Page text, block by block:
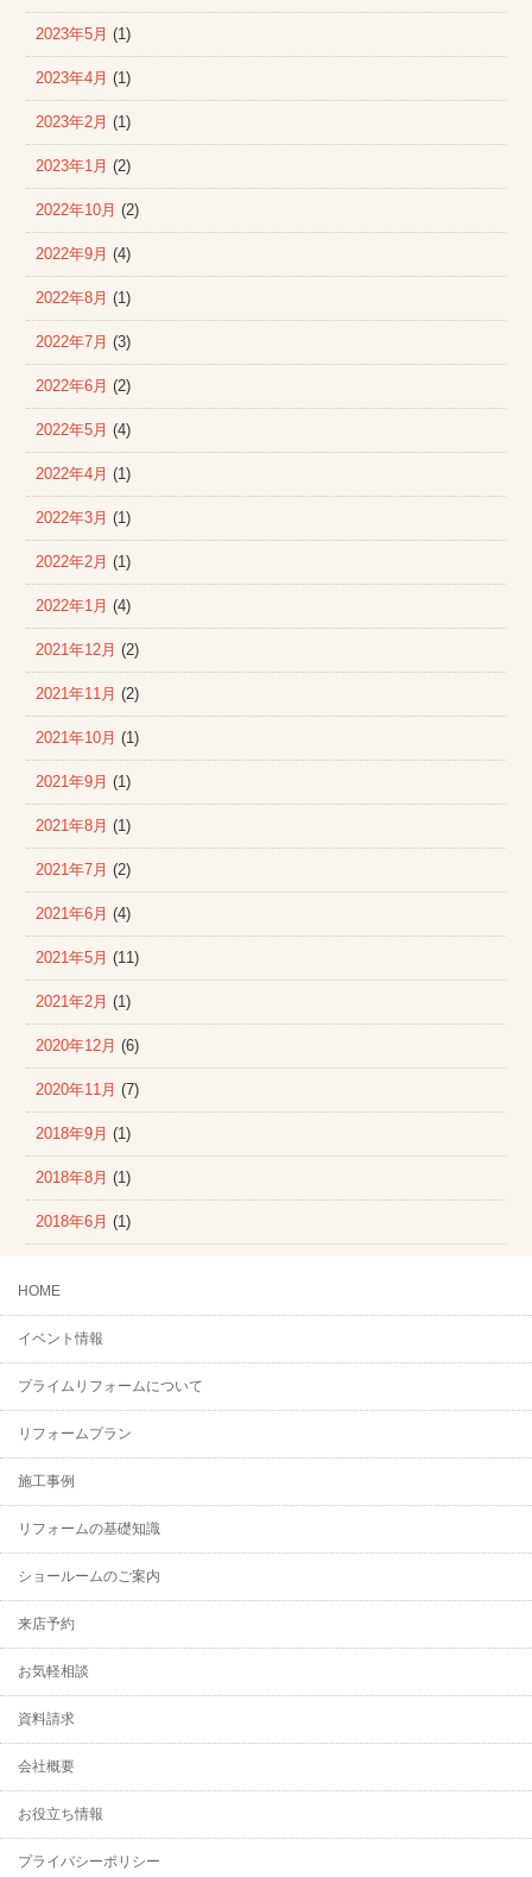
2023年5月 (1)
2023年4月 (1)
2023年2月 (1)
2023年1月 (2)
2022年10月 (2)
2022年9月 (4)
2022年8月 (1)
2022年7月 (3)
2022年6月 (2)
2022年5月 (4)
2022年4月 (1)
2022年3月 (1)
2022年2月 (1)
2022年1月 (4)
2021年12月 (2)
2021年11月 (2)
2021年10月 (1)
2021年9月 (1)
2021年8月 (1)
2021年7月 (2)
2021年6月 (4)
2021年5月 (11)
2021年2月 (1)
2020年12月 (6)
2020年11月 (7)
2018年9月 (1)
2018年8月 (1)
2018年6月 (1)
HOME
イベント情報
プライムリフォームについて
リフォームプラン
施工事例
リフォームの基礎知識
ショールームのご案内
来店予約
お気軽相談
資料請求
会社概要
お役立ち情報
プライバシーポリシー